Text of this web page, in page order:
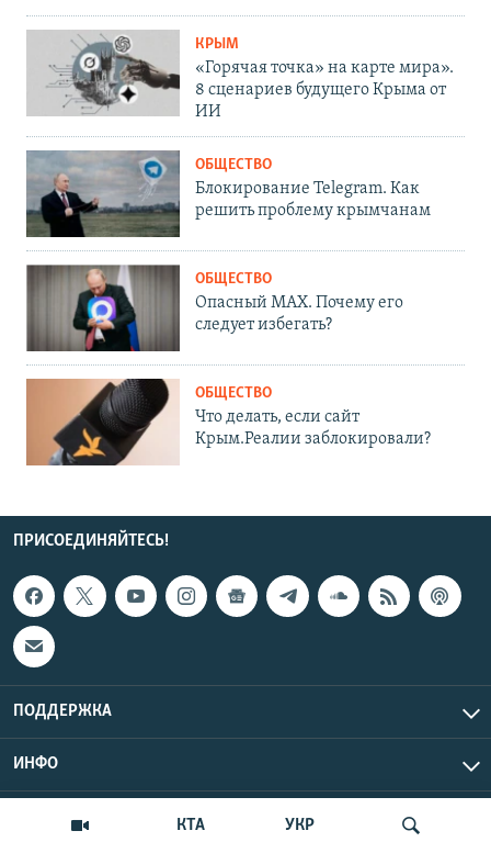
КТА УКР
КРЫМ
«Горячая точка» на карте мира».
8 сценариев будущего Крыма от
ИИ
ОБЩЕСТВО
Блокирование Telegram. Как
решить проблему крымчанам
ОБЩЕСТВО
Опасный MAX. Почему его
следует избегать?
ОБЩЕСТВО
Что делать, если сайт
Крым.Реалии заблокировали?
ПРИСОЕДИНЯЙТЕСЬ!
ПОДДЕРЖКА
ИНФО
Copyright Крым.Реалии, 2026 | Все права защищены.
UTC+3